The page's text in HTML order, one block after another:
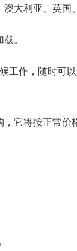
大利亚、英国
。
作，随时可以
它将按正常